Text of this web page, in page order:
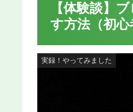
【体験談】
す方法（初心
実録！やってみました